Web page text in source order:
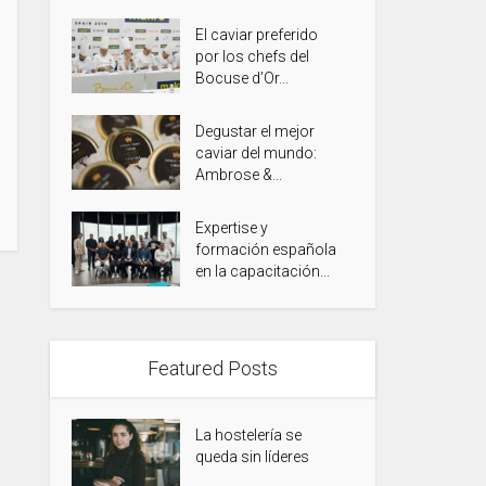
El caviar preferido
por los chefs del
Bocuse d’Or...
Degustar el mejor
caviar del mundo:
Ambrose &...
Expertise y
formación española
en la capacitación...
Featured Posts
La hostelería se
queda sin líderes